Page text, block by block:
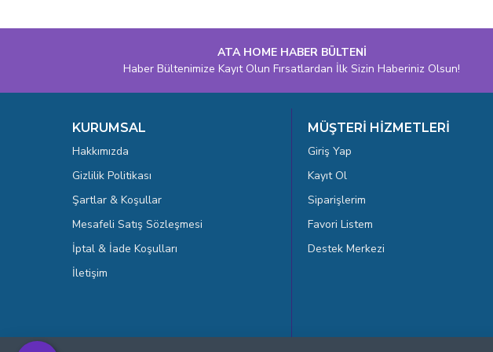
ATA HOME HABER BÜLTENİ
Haber Bültenimize Kayıt Olun Fırsatlardan İlk Sizin Haberiniz Olsun!
KURUMSAL
Hakkımızda
Gizlilik Politikası
Şartlar & Koşullar
Mesafeli Satış Sözleşmesi
İptal & İade Koşulları
İletişim
MÜŞTERİ HİZMETLERİ
Giriş Yap
Kayıt Ol
Siparişlerim
Favori Listem
Destek Merkezi